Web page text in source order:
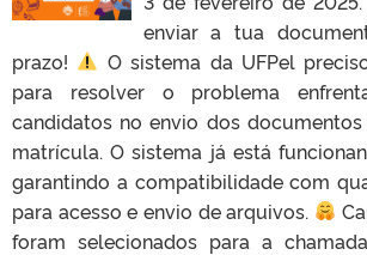
enviar a tua
prazo!
O sistema da UFPel
para resolver o problema
candidatos no envio dos documentos
matrícula. O sistema já está
garantindo a compatibilidade com
para acesso e envio de arquivos.
foram selecionados para a